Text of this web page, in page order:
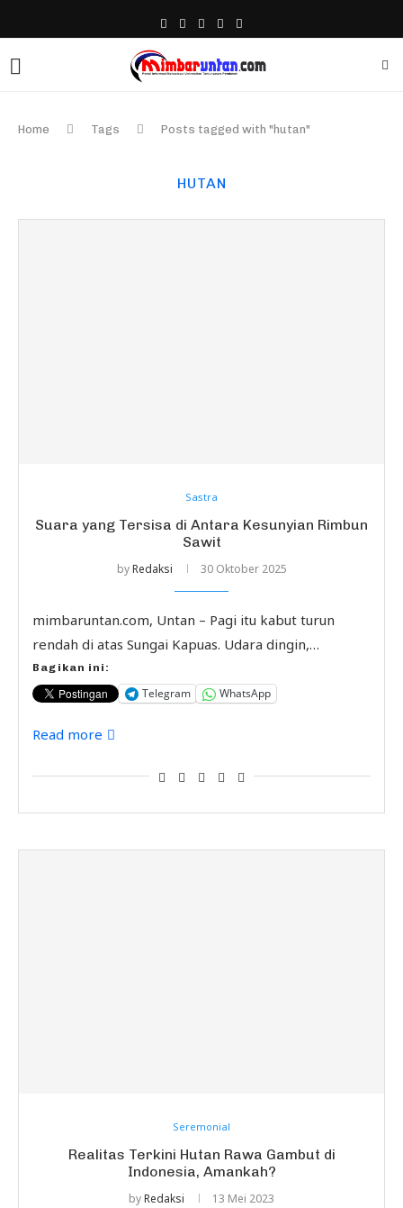
Home Tags Posts tagged with "hutan"
HUTAN
Sastra
Suara yang Tersisa di Antara Kesunyian Rimbun
Sawit
byRedaksi 30 Oktober 2025
mimbaruntan.com, Untan – Pagi itu kabut turun
rendah di atas Sungai Kapuas. Udara dingin,…
Bagikan ini:
Telegram WhatsApp
Read more
Seremonial
Realitas Terkini Hutan Rawa Gambut di
Indonesia, Amankah?
byRedaksi 13 Mei 2023